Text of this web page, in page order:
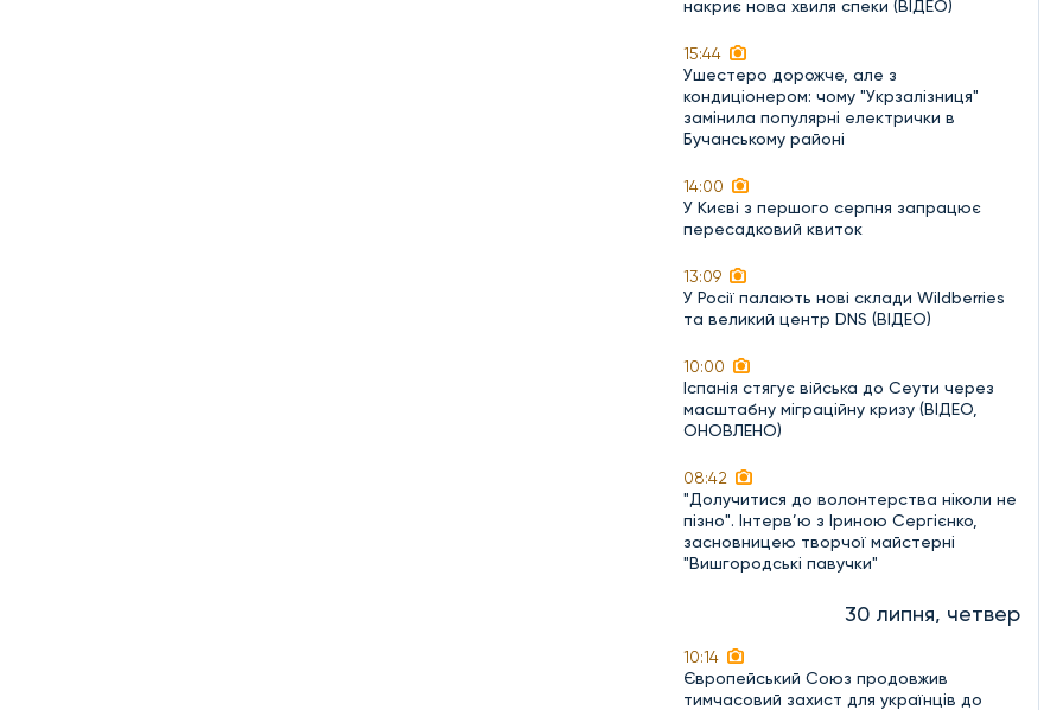
накриє нова хвиля спеки (ВІДЕО)
15:44
Ушестеро дорожче, але з
кондиціонером: чому "Укрзалізниця"
замінила популярні електрички в
Бучанському районі
14:00
У Києві з першого серпня запрацює
пересадковий квиток
13:09
У Росії палають нові склади Wildberries
та великий центр DNS (ВІДЕО)
10:00
Іспанія стягує війська до Сеути через
масштабну міграційну кризу (ВІДЕО,
ОНОВЛЕНО)
08:42
"Долучитися до волонтерства ніколи не
пізно". Інтерв’ю з Іриною Сергієнко,
засновницею творчої майстерні
"Вишгородські павучки"
30 липня, четвер
10:14
Європейський Союз продовжив
тимчасовий захист для українців до